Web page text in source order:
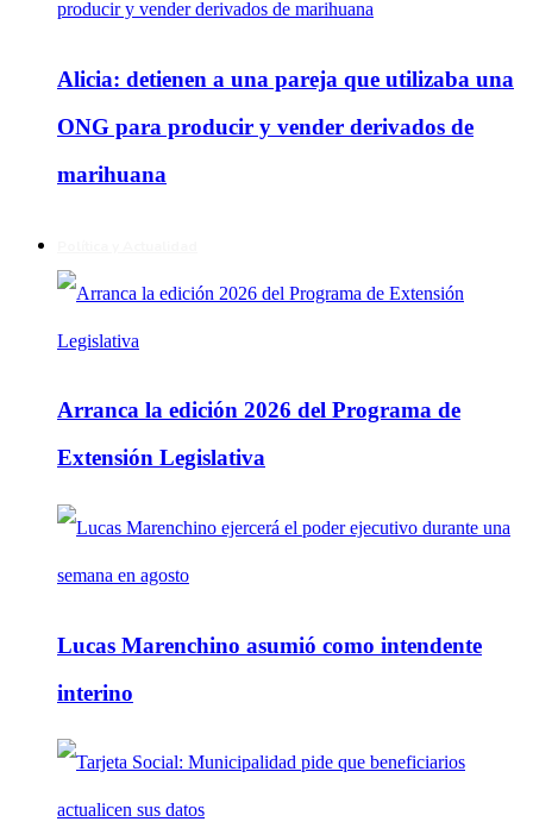
Alicia: detienen a una pareja que utilizaba una
ONG para producir y vender derivados de
marihuana
Arranca la edición 2026 del Programa de
Extensión Legislativa
Lucas Marenchino asumió como intendente
interino